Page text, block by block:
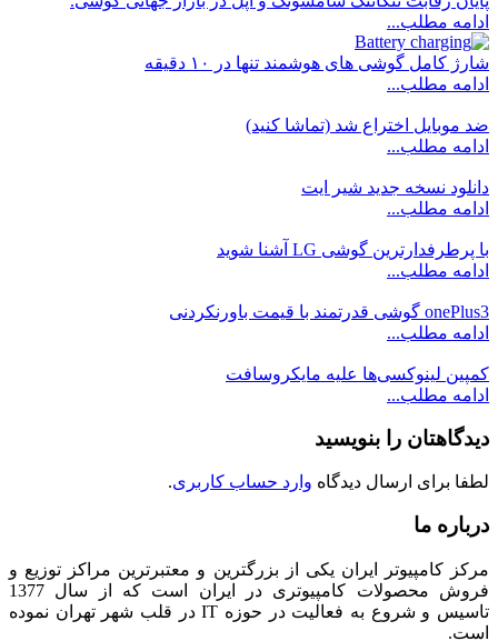
ادامه مطلب...
شارژ کامل گوشی های هوشمند تنها در ۱۰ دقیقه
ادامه مطلب...
ضد موبایل اختراع شد (تماشا کنید)
ادامه مطلب...
دانلود نسخه جدید شیر ایت
ادامه مطلب...
با پرطرفدارترین گوشی LG آشنا شوید
ادامه مطلب...
onePlus3 گوشی قدرتمند با قیمت باورنکردنی
ادامه مطلب...
کمپین لینوکسی‌ها علیه مایکروسافت
ادامه مطلب...
دیدگاهتان را بنویسید
لطفا برای ارسال دیدگاه وارد حساب کاربری.
درباره ما
مرکز کامپیوتر ایران یکی از بزرگترین و معتبرترین مراکز توزیع و
فروش محصولات کامپیوتری در ایران است که از سال 1377
تاسیس و شروع به فعالیت در حوزه IT در قلب شهر تهران نموده
است.